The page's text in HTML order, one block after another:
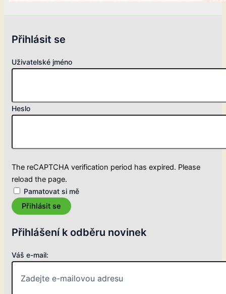
Přihlásit se
Uživatelské jméno
Heslo
The reCAPTCHA verification period has expired. Please
reload the page.
Pamatovat si mě
Přihlásit se
Přihlášení k odběru novinek
Váš e-mail: